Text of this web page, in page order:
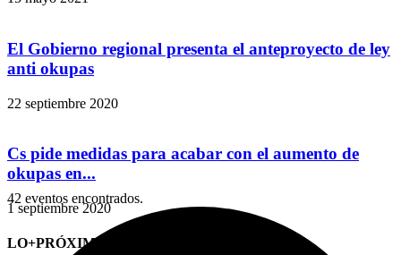
El Gobierno regional presenta el anteproyecto de ley
anti okupas
22 septiembre 2020
Cs pide medidas para acabar con el aumento de
okupas en...
1 septiembre 2020
LO+PRÓXIMO (CITAS)
42 eventos encontrados.